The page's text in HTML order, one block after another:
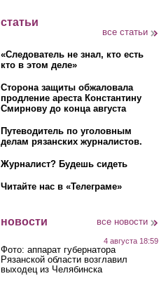
статьи
все статьи
«Следователь не знал, кто есть
кто в этом деле»
Сторона защиты обжаловала
продление ареста Константину
Смирнову до конца августа
Путеводитель по уголовным
делам рязанских журналистов.
Журналист? Будешь сидеть
Читайте нас в «Телеграме»
новости все новости
4 августа 18:59
Фото: аппарат губернатора
Рязанской области возглавил
выходец из Челябинска